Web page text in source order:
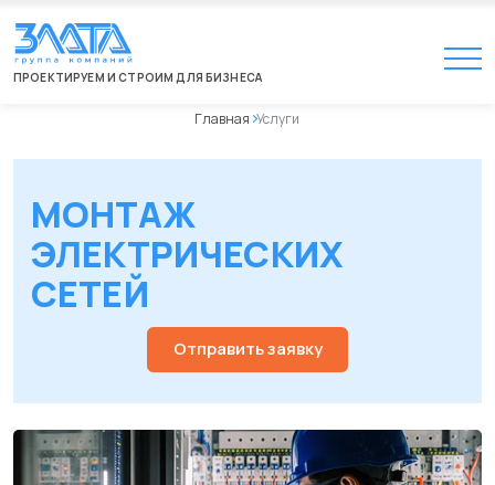
ПРОЕКТИРУЕМ И СТРОИМ ДЛЯ БИЗНЕСА
Главная Услуги
МОНТАЖ
ЭЛЕКТРИЧЕСКИХ
СЕТЕЙ
Отправить заявку